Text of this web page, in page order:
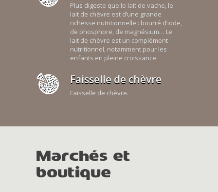
Plus digeste que le lait de vache, le
lait de chèvre est d’une grande
richesse nutritionnelle : bourré d’iode,
de phosphore, de magnésium… Le
lait de chèvre est un complément
nutritionnel, notamment pour les
enfants en pleine croissance.
Faisselle de chèvre
Faisselle de chèvre.
Marchés et
boutique